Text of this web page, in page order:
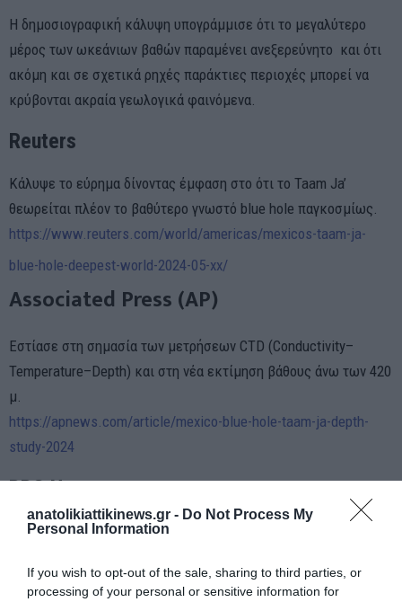
anatolikiattikinews.gr - Do Not Process My
Personal Information
If you wish to opt-out of the sale, sharing to third parties, or
processing of your personal or sensitive information for
Η δημοσιογραφική κάλυψη υπογράμμισε ότι το μεγαλύτερο
μέρος των ωκεάνιων βαθών παραμένει ανεξερεύνητο και ότι
ακόμη και σε σχετικά ρηχές παράκτιες περιοχές μπορεί να
κρύβονται ακραία γεωλογικά φαινόμενα.
Reuters
Κάλυψε το εύρημα δίνοντας έμφαση στο ότι το Taam Ja’
θεωρείται πλέον το βαθύτερο γνωστό blue hole παγκοσμίως.
https://www.reuters.com/world/americas/mexicos-taam-ja-
blue-hole-deepest-world-2024-05-xx/
Associated Press (AP)
Εστίασε στη σημασία των μετρήσεων CTD (Conductivity–
Temperature–Depth) και στη νέα εκτίμηση βάθους άνω των 420
μ.
https://apnews.com/article/mexico-blue-hole-taam-ja-depth-
study-2024
BBC News
Παρουσίασε το θέμα ως ένα από τα πιο ακραία γεωλογικά
https://www.bbc.com/news/science-environment-xxxxxxxx